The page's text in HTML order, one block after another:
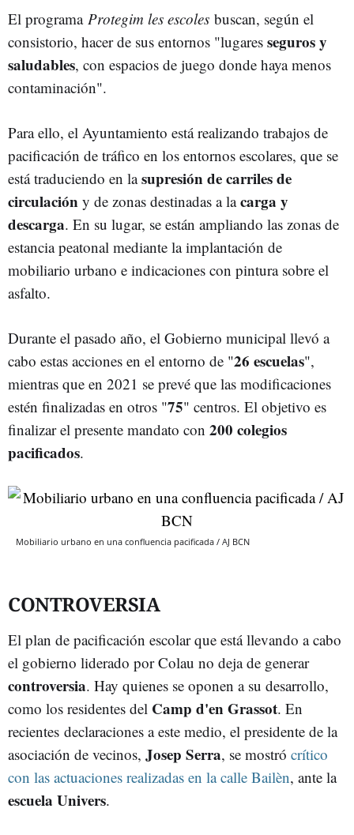
El programa Protegim les escoles buscan, según el
consistorio, hacer de sus entornos "lugares seguros y
saludables, con espacios de juego donde haya menos
contaminación".
Para ello, el Ayuntamiento está realizando trabajos de
pacificación de tráfico en los entornos escolares, que se
está traduciendo en lasupresión de carriles de
circulación y de zonas destinadas a lacarga y
descarga. En su lugar, se están ampliando las zonas de
estancia peatonal mediante la implantación de
mobiliario urbano e indicaciones con pintura sobre el
asfalto.
Durante el pasado año, el Gobierno municipal llevó a
cabo estas acciones en el entorno de "26 escuelas",
mientras que en 2021 se prevé que las modificaciones
estén finalizadas en otros "75" centros. El objetivo es
finalizar el presente mandato con 200 colegios
pacificados.
Mobiliario urbano en una confluencia pacificada / AJ BCN
CONTROVERSIA
El plan de pacificación escolar que está llevando a cabo
el gobierno liderado por Colau no deja de generar
controversia. Hay quienes se oponen a su desarrollo,
como los residentes del Camp d'en Grassot. En
recientes declaraciones a este medio, el presidente de la
asociación de vecinos, Josep Serra, se mostró crítico
con las actuaciones realizadas en la calle Bailèn, ante la
escuela Univers.